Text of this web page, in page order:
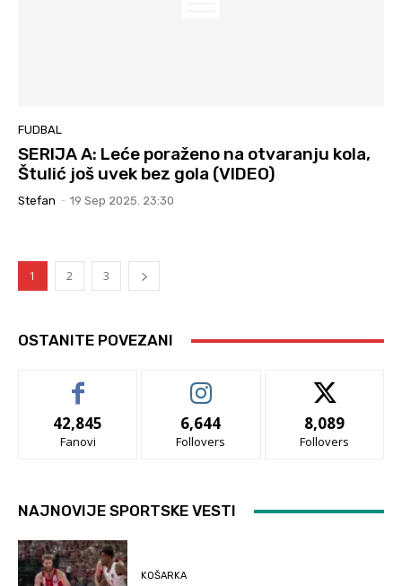
FUDBAL
SERIJA A: Leće poraženo na otvaranju kola,
Štulić još uvek bez gola (VIDEO)
Stefan - 19 Sep 2025. 23:30
1 2 3
OSTANITE POVEZANI
42,845
Fanovi
6,644
Follovers
8,089
Follovers
NAJNOVIJE SPORTSKE VESTI
KOŠARKA